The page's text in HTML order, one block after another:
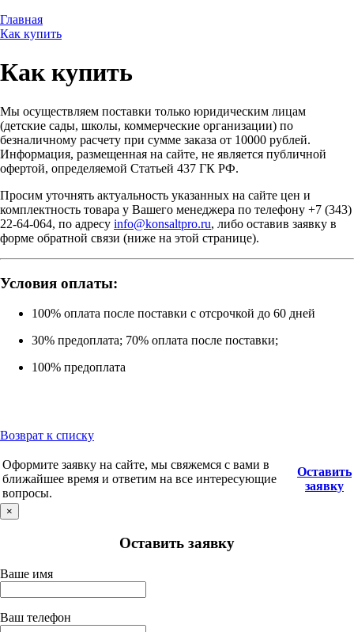
Главная
Как купить
Как купить
Мы осуществляем поставки только юридическим лицам
(детские сады, школы, коммерческие организации) по
безналичному расчету при сумме заказа от 10000 рублей.
Информация, размещенная на сайте, не является публичной
офертой, определяемой Статьей 437 ГК РФ.
Просим уточнять актуальность указанных на сайте цен и
комплектность товара у Вашего менеджера по телефону +7 (343)
22-64-064, по адресу info@konsaltpro.ru, либо оставив заявку в
форме обратной связи (ниже на этой странице).
Условия оплаты:
100% оплата после поставки с отсрочкой до 60 дней
30% предоплата; 70% оплата после поставки;
100% предоплата
Возврат к списку
Оформите заявку на сайте, мы свяжемся с вами в
ближайшее время и ответим на все интересующие
вопросы.
Оставить
заявку
×
Оставить заявку
Ваше имя
Ваш телефон